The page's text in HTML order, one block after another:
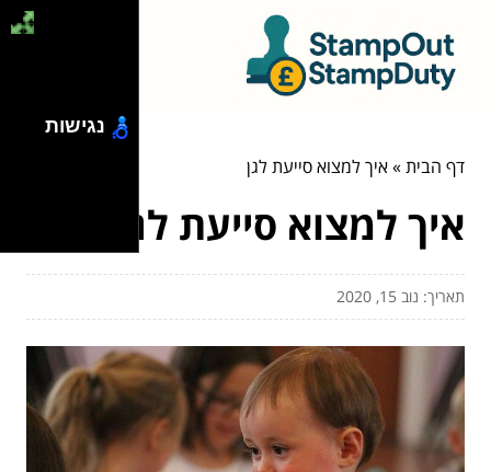
דף הבית»איך למצוא סייעת לגן
איך למצוא סייעת לגן
תאריך: נוב 15, 2020
נגישות